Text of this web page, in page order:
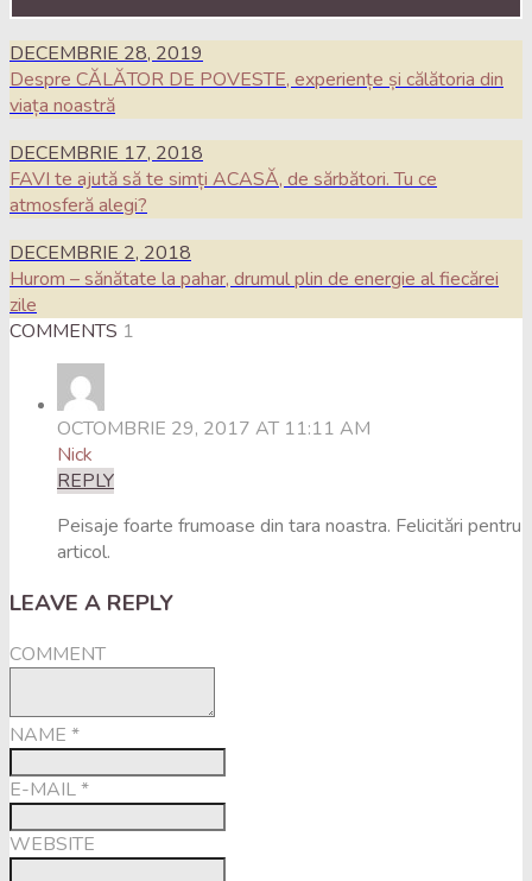
DECEMBRIE 28, 2019
Despre CĂLĂTOR DE POVESTE, experiențe și călătoria din
viața noastră
DECEMBRIE 17, 2018
FAVI te ajută să te simți ACASĂ, de sărbători. Tu ce
atmosferă alegi?
DECEMBRIE 2, 2018
Hurom – sănătate la pahar, drumul plin de energie al fiecărei
zile
COMMENTS 1
OCTOMBRIE 29, 2017 AT 11:11 AM
Nick
REPLY
Peisaje foarte frumoase din tara noastra. Felicitări pentru
articol.
LEAVE A REPLY
COMMENT
NAME *
E-MAIL*
WEBSITE